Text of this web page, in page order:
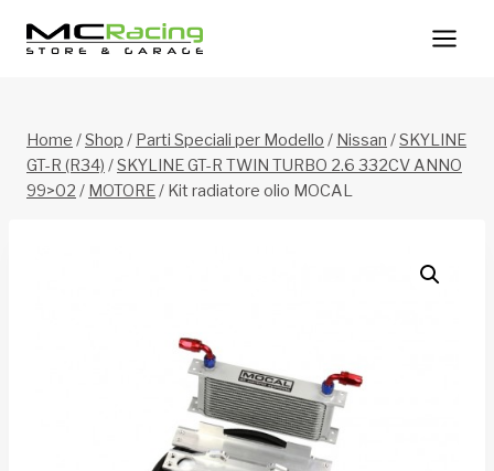
Home /Shop / Parti Speciali per Modello / Nissan /SKYLINE
GT-R (R34) /SKYLINE GT-R TWIN TURBO 2.6 332CV ANNO
99>02 / MOTORE/ Kit radiatore olio MOCAL